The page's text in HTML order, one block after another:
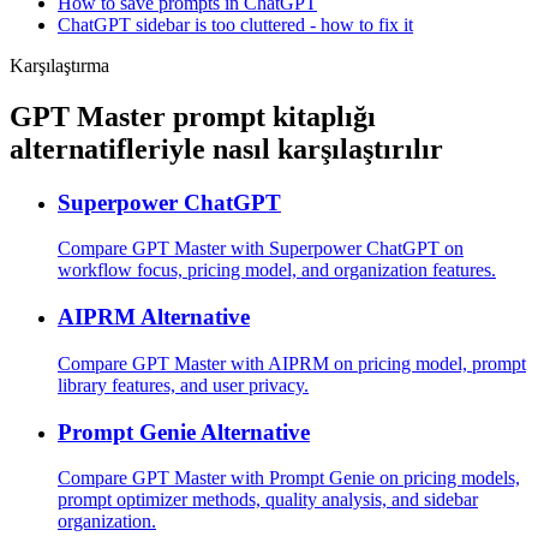
ChatGPT sidebar is too cluttered - how to fix it
Karşılaştırma
GPT Master prompt kitaplığı
alternatifleriyle nasıl karşılaştırılır
Superpower ChatGPT
Compare GPT Master with Superpower ChatGPT on
workflow focus, pricing model, and organization features.
AIPRM Alternative
Compare GPT Master with AIPRM on pricing model, prompt
library features, and user privacy.
Prompt Genie Alternative
Compare GPT Master with Prompt Genie on pricing models,
prompt optimizer methods, quality analysis, and sidebar
organization.